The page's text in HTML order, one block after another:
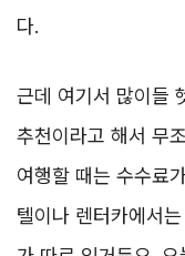
다.
근데 여기서 많이들
추천이라고 해서 무
여행할 때는 수수료
텔이나 렌터카에서